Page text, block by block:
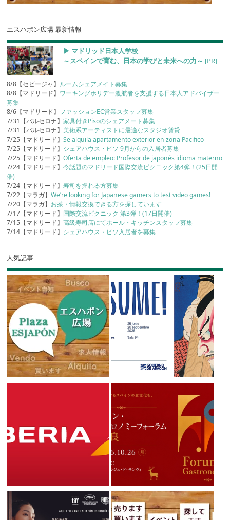
エスハポン広場 最新情報
▶︎ マドリッド日本人学校
～スペインで育む、日本の学びと未来への力～ [PR]
8/8【セビージャ】 ルームシェアメイト募集
8/8【マドリード】 ワーキングホリデー渡航者を支援する日本人アドバイザー
募集
8/6【マドリード】 ファッションEC営業スタッフ募集
7/31【バルセロナ】家具付きPisoのシェアメート募集
7/31【バルセロナ】美術系アーティストに最適なスタジオ賃貸
7/25【マドリード】Se alquila apartamento exterior en zona Pacifico
7/25【マドリード】 シェアハウス・ピソ 9月からの入居者募集
7/25【マドリード】Oferta de empleo: Profesor de japonés idioma materno
7/24【マドリード】今話題のマドリード国際交流ピクニック第4弾！(25日開
催)
7/24【マドリード】寿司を握れる方募集
7/22【マラガ】We’re looking for Japanese gamers to test video games!
7/20【マラガ】 お茶・情報交換できる方を探しています
7/17【マドリード】 国際交流ピクニック 第3弾！(17日開催)
7/15【マドリード】高級寿司店にてホール・キッチンスタッフ募集
7/14【マドリード】 シェアハウス・ピソ入居者を募集
人気記事